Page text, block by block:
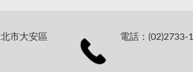
市大安區
電話：(02)2733-